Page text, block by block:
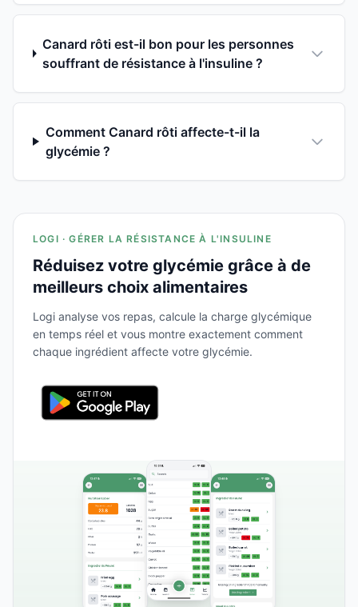
Canard rôti est-il bon pour les personnes
souffrant de résistance à l'insuline ?
Comment Canard rôti affecte-t-il la
glycémie ?
LOGI · GÉRER LA RÉSISTANCE À L'INSULINE
Réduisez votre glycémie grâce à de
meilleurs choix alimentaires
Logi analyse vos repas, calcule la charge glycémique
en temps réel et vous montre exactement comment
chaque ingrédient affecte votre glycémie.